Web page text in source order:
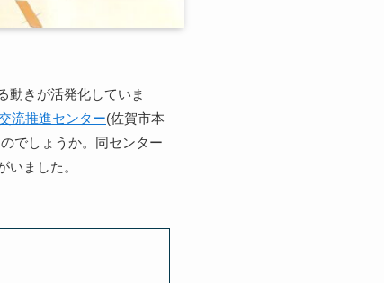
動きが活発化していま
流推進センター(佐賀市本
でしょうか。同センター
ました。